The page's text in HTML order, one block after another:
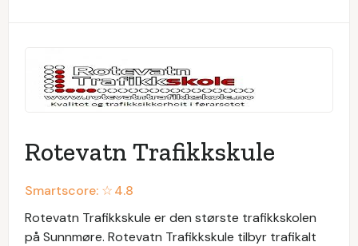
Rotevatn Trafikkskule
Smartscore: ☆4.8
Rotevatn Trafikkskule er den største trafikkskolen
på Sunnmøre. Rotevatn Trafikkskule tilbyr trafikalt